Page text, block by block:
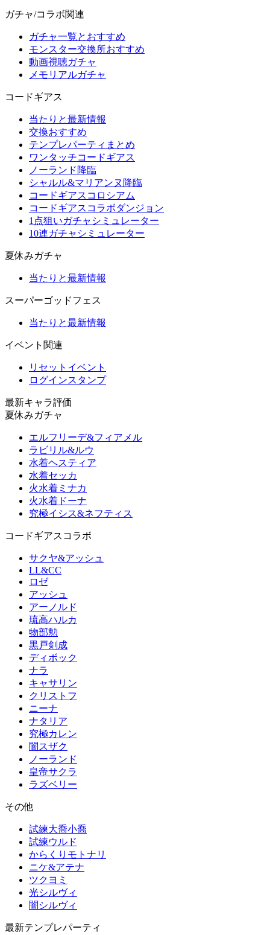
ガチャ/コラボ関連
ガチャ一覧とおすすめ
モンスター交換所おすすめ
動画視聴ガチャ
メモリアルガチャ
コードギアス
当たりと最新情報
交換おすすめ
テンプレパーティまとめ
ワンタッチコードギアス
ノーランド降臨
シャルル&マリアンヌ降臨
コードギアスコロシアム
コードギアスコラボダンジョン
1点狙いガチャシミュレーター
10連ガチャシミュレーター
夏休みガチャ
当たりと最新情報
スーパーゴッドフェス
当たりと最新情報
イベント関連
リセットイベント
ログインスタンプ
最新キャラ評価
夏休みガチャ
エルフリーデ&フィアメル
ラビリル&ルウ
水着ヘスティア
水着セッカ
火水着ミナカ
火水着ドーナ
究極イシス&ネフティス
コードギアスコラボ
サクヤ&アッシュ
LL&CC
ロゼ
アッシュ
アーノルド
琉高ハルカ
物部勲
黒戸剣成
ディボック
ナラ
キャサリン
クリストフ
ニーナ
ナタリア
究極カレン
闇スザク
ノーランド
皇帝サクラ
ラズベリー
その他
試練大喬小喬
試練ウルド
からくりモトナリ
ニケ&アテナ
ツクヨミ
光シルヴィ
闇シルヴィ
最新テンプレパーティ